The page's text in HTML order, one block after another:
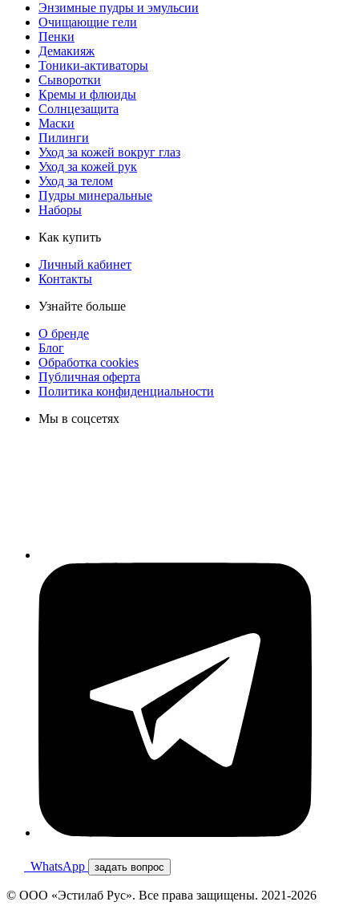
Энзимные пудры и эмульсии
Очищающие гели
Пенки
Демакияж
Тоники-активаторы
Сыворотки
Кремы и флюиды
Солнцезащита
Маски
Пилинги
Уход за кожей вокруг глаз
Уход за кожей рук
Уход за телом
Пудры минеральные
Наборы
Как купить
Личный кабинет
Контакты
Узнайте больше
О бренде
Блог
Обработка cookies
Публичная оферта
Политика конфиденциальности
Мы в соцсетях
WhatsApp задать вопрос
© ООО «Эстилаб Рус». Все права защищены. 2021-2026